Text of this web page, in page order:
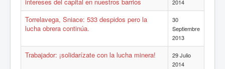
intereses del capital en nuestros barrios
2014
Torrelavega, Sniace: 533 despidos pero la
lucha obrera continúa.
30
Septiembre
2013
Trabajador: ¡solidarízate con la lucha minera!
29 Julio
2014